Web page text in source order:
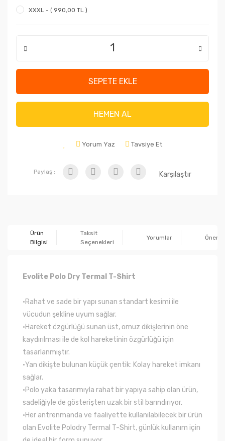
XXXL - ( 990,00 TL )
SEPETE EKLE
HEMEN AL
Yorum Yaz Tavsiye Et
Paylaş : Karşılaştır
Ürün
Bilgisi
Taksit
Seçenekleri
Yorumlar
Evolite Polo Dry Termal T-Shirt
•Rahat ve sade bir yapı sunan standart kesimi ile
vücudun şekline uyum sağlar.
•Hareket özgürlüğü sunan üst, omuz dikişlerinin öne
kaydırılması ile de kol hareketinin özgürlüğü için
tasarlanmıştır.
•Yan dikişte bulunan küçük çentik: Kolay hareket imkanı
sağlar.
•Polo yaka tasarımıyla rahat bir yapıya sahip olan ürün,
sadeliğiyle de gösterişten uzak bir stil barındırıyor.
•Her antrenmanda ve faaliyette kullanılabilecek bir ürün
olan Evolite Polodry Termal T-Shirt, günlük kullanım için